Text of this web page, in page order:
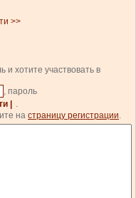
>>
и хотите участвовать в
, пароль
|
на страницу регистрации